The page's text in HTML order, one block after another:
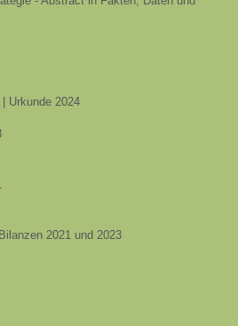
Urkunde 2024
2021 und 2023